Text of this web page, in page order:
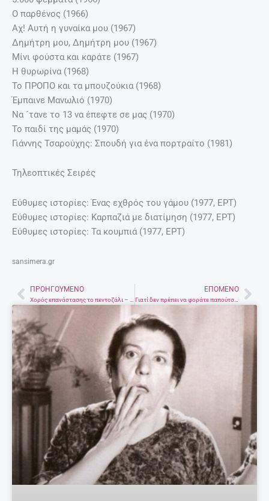
Ο παρθένος (1966)
Αχ! Αυτή η γυναίκα μου (1967)
Δημήτρη μου, Δημήτρη μου (1967)
Μίνι φούστα και καράτε (1967)
Η θυρωρίνα (1968)
Το ΠΡΟΠΟ και τα μπουζούκια (1968)
Έμπαινε Μανωλιό (1970)
Να ´τανε το 13 να έπεφτε σε μας (1970)
Το παιδί της μαμάς (1970)
Γιάννης Τσαρούχης: Σπουδή για ένα πορτραίτο (1981)
Τηλεοπτικές Σειρές
Εύθυμες ιστορίες: Ένας εχθρός του γάμου (1977, ΕΡΤ)
Εύθυμες ιστορίες: Καρπαζιά με διατίμηση (1977, ΕΡΤ)
Εύθυμες ιστορίες: Τα κουμπιά (1977, ΕΡΤ)
sansimera.gr
Prev
ΠΡΟΗΓΟΎΜΕΝΟ ΕΠΌΜΕΝΟ
Γιατί δεν πρέπει να φοράτε παπούτσια μέσα στο σπίτι